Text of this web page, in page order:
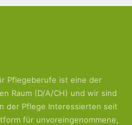
Pflegeberufe ist eine der
Raum (D/A/CH) und wir sind
der Pflege Interessierten seit
für unvoreingenommene,